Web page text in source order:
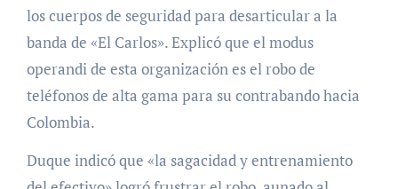
los cuerpos de seguridad para desarticular a la
banda de «El Carlos». Explicó que el modus
operandi de esta organización es el robo de
teléfonos de alta gama para su contrabando hacia
Colombia.
Duque indicó que «la sagacidad y entrenamiento